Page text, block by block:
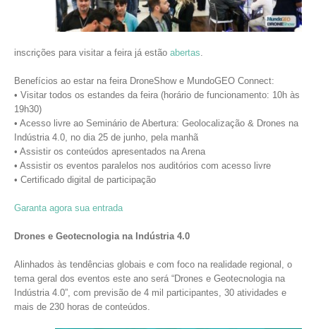
inscrições para visitar a feira já estão abertas.
Benefícios ao estar na feira DroneShow e MundoGEO Connect:
• Visitar todos os estandes da feira (horário de funcionamento: 10h às
19h30)
• Acesso livre ao Seminário de Abertura: Geolocalização & Drones na
Indústria 4.0, no dia 25 de junho, pela manhã
• Assistir os conteúdos apresentados na Arena
• Assistir os eventos paralelos nos auditórios com acesso livre
• Certificado digital de participação
Garanta agora sua entrada
Drones e Geotecnologia na Indústria 4.0
Alinhados às tendências globais e com foco na realidade regional, o
tema geral dos eventos este ano será “Drones e Geotecnologia na
Indústria 4.0”, com previsão de 4 mil participantes, 30 atividades e
mais de 230 horas de conteúdos.